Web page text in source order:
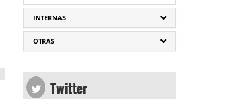
INTERNAS
OTRAS
Twitter